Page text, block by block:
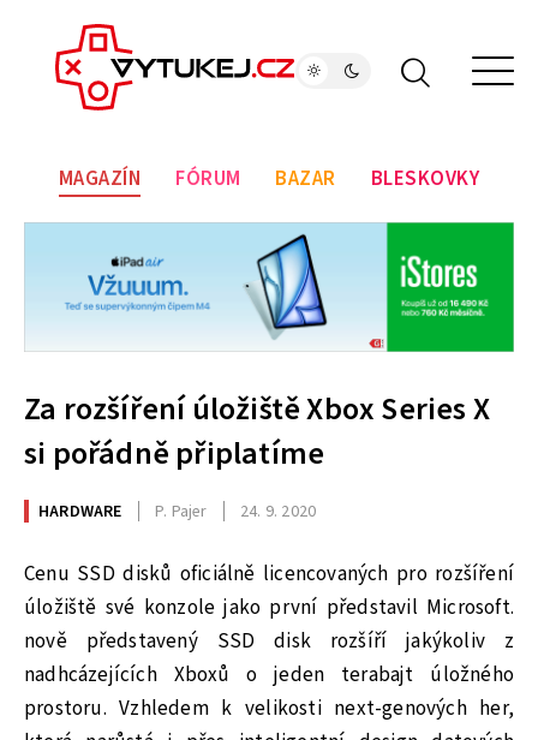
MAGAZÍN FÓRUM BAZAR BLESKOVKY
Za rozšíření úložiště Xbox Series X
si pořádně připlatíme
HARDWARE P. Pajer 24. 9. 2020
Cenu SSD disků oficiálně licencovaných pro rozšíření
úložiště své konzole jako první představil Microsoft.
nově představený SSD disk rozšíří jakýkoliv z
nadhcázejících Xboxů o jeden terabajt úložného
prostoru. Vzhledem k velikosti next-genových her,